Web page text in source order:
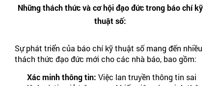
Những thách thức và cơ hội đạo đức trong báo chí kỹ
thuật số:
Sự phát triển của báo chí kỹ thuật số mang đến nhiều
thách thức đạo đức mới cho các nhà báo, bao gồm:
Xác minh thông tin: Việc lan truyền thông tin sai